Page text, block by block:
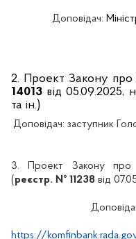
Доповідач:
2. Проект Закону про
14013 від 05.09.2025,
та ін.)
Доповідач: заступник
3. Проект Закону про
(реєстр. № 11238 від
https://